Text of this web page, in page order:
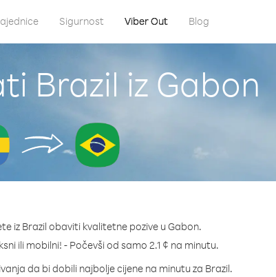
Sigurnost Viber Out Blog
Brazil iz Gabon
iz Brazil obaviti kvalitetne pozive u Gabon.
ili mobilni! - Počevši od samo 2.1 ¢ na minutu.
da bi dobili najbolje cijene na minutu za Brazil.